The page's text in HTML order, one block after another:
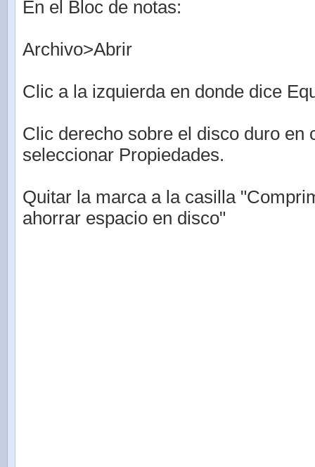
En el Bloc de notas:
Archivo>Abrir
Clic a la izquierda en donde dice
Clic derecho sobre el disco duro en
seleccionar Propiedades.
Quitar la marca a la casilla
ahorrar espacio en disco"